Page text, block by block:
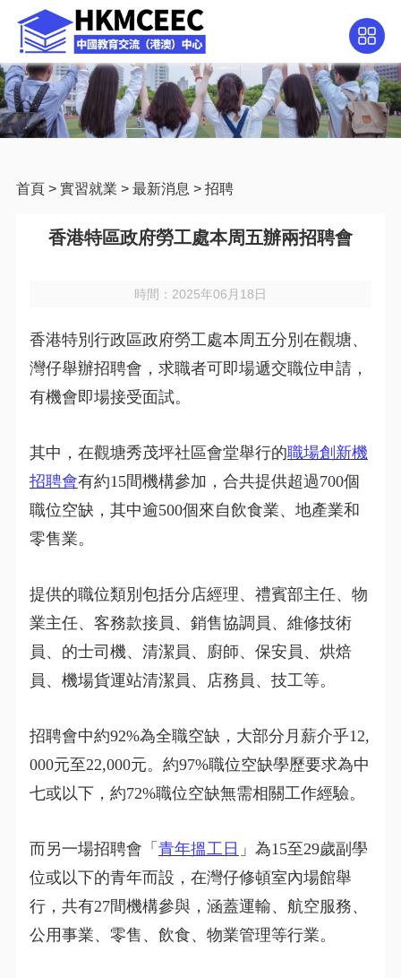
首頁> 實習就業 > 最新消息 > 招聘
香港特區政府勞工處本周五辦兩招聘會
時間：2025年06月18日
香港特別行政區政府勞工處本周五分別在觀塘、
灣仔舉辦招聘會，求職者可即場遞交職位申請，
有機會即場接受面試。
其中，在觀塘秀茂坪社區會堂舉行的職場創新機
招聘會有約15間機構參加，合共提供超過700個
職位空缺，其中逾500個來自飲食業、地產業和
零售業。
提供的職位類別包括分店經理、禮賓部主任、物
業主任、客務款接員、銷售協調員、維修技術
員、的士司機、清潔員、廚師、保安員、烘焙
員、機場貨運站清潔員、店務員、技工等。
招聘會中約92%為全職空缺，大部分月薪介乎12,
000元至22,000元。約97%職位空缺學歷要求為中
七或以下，約72%職位空缺無需相關工作經驗。
而另一場招聘會「 青年搵工日 」為15至29歲副學
位或以下的青年而設，在灣仔修頓室內場館舉
行，共有27間機構參與，涵蓋運輸、航空服務、
公用事業、零售、飲食、物業管理等行業。